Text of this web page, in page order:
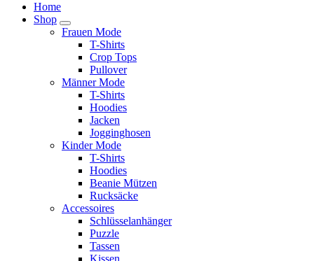
Home
Shop
Frauen Mode
T-Shirts
Crop Tops
Pullover
Männer Mode
T-Shirts
Hoodies
Jacken
Jogginghosen
Kinder Mode
T-Shirts
Hoodies
Beanie Mützen
Rucksäcke
Accessoires
Schlüsselanhänger
Puzzle
Tassen
Kissen